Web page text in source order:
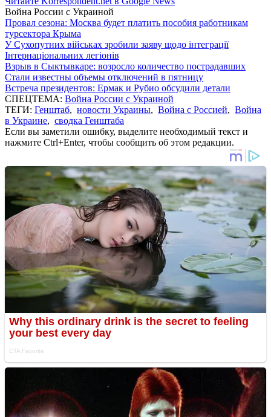
Война России с Украиной
Провал сезона: Москва будет платить пособия работникам
турсектора Крыма
У Сухопутних військах зробили заяву щодо інтеграції
Інтернаціональних легіонів
Взрыв в Сыктывкаре: возросло количество пострадавших
Стали известны объемы отключений в пятницу
Встреча президентов: Ермак и Рубио обсудили детали
СПЕЦТЕМА: Война России с Украиной
ТЕГИ: Генштаб, новости Украины, Война с Россией, Война
в Украине, сводка Генштаба
Если вы заметили ошибку, выделите необходимый текст и
нажмите Ctrl+Enter, чтобы сообщить об этом редакции.